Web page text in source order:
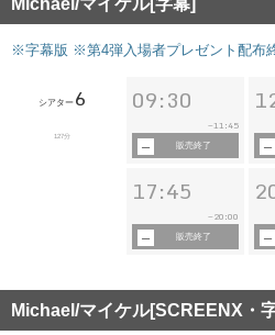
※字幕版 ※第4弾入場者プレゼント配布
シアター 6
127分
09:30
~11:45
販売終了
17:45
~ 20:00
販売終了
Michael/マイケル[SCREENX・